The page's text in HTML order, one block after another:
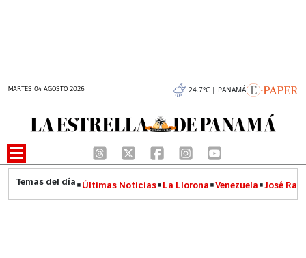
MARTES 04 AGOSTO 2026 24.7°C | PANAMÁ
Últimas Noticias La Llorona Venezuela José